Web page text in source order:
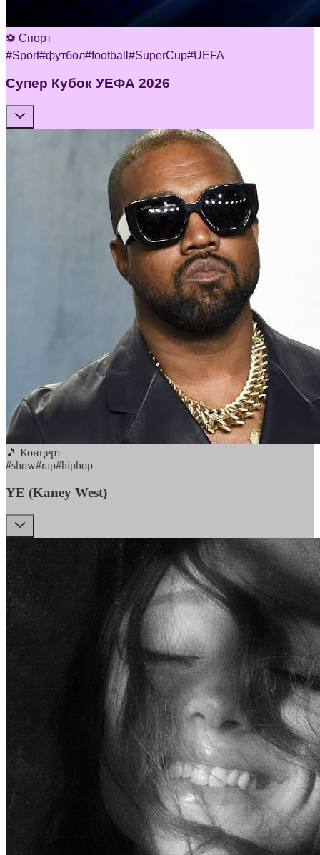
⚽ Спорт
#Sport#футбол#football #SuperCup#UEFA
Супер Кубок УЕФА 2026
🎵 Концерт
#show#rap#hiphop
YE (Kaney West)